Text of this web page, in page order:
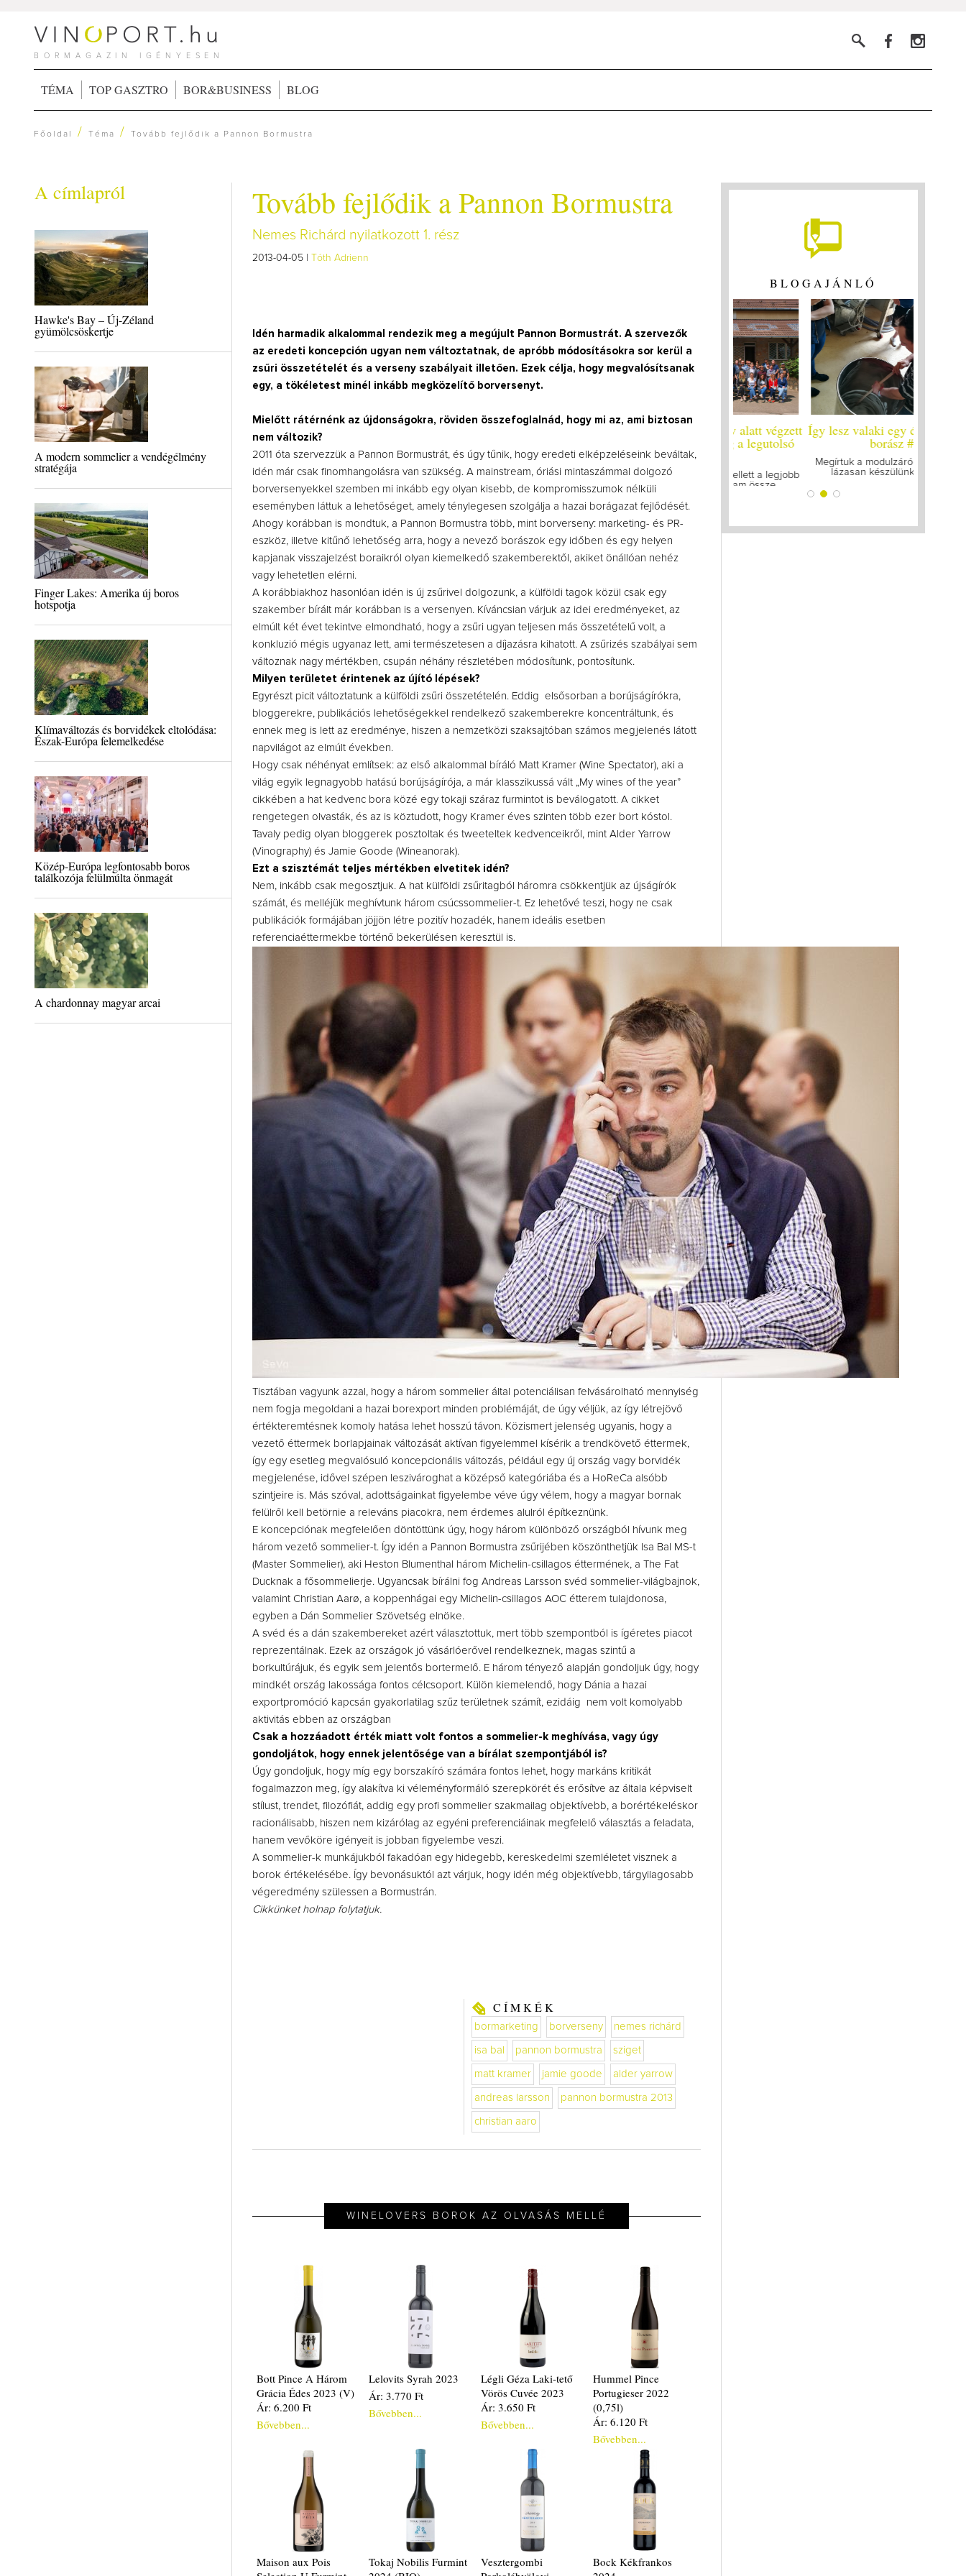
BORMAGAZIN IGÉNYESEN
TÉMA TOP GASZTRO BOR&BUSINESS BLOG
Főoldal /Téma /Tovább fejlődik a Pannon Bormustra
A címlapról
Hawke's Bay – Új-Zéland
gyümölcsöskertje
A modern sommelier a vendégélmény
stratégája
Finger Lakes: Amerika új boros
hotspotja
Klímaváltozás és borvidékek eltolódása:
Észak-Európa felemelkedése
Közép-Európa legfontosabb boros
találkozója felülmúlta önmagát
A chardonnay magyar arcai
Tovább fejlődik a Pannon Bormustra
Nemes Richárd nyilatkozott 1. rész
2013-04-05 | Tóth Adrienn
Idén harmadik alkalommal rendezik meg a megújult Pannon Bormustrát. A szervezők
az eredeti koncepción ugyan nem változtatnak, de apróbb módosításokra sor kerül a
zsűri összetételét és a verseny szabályait illetően. Ezek célja, hogy megvalósítsanak
egy, a tökéletest minél inkább megközelítő borversenyt.
Mielőtt rátérnénk az újdonságokra, röviden összefoglalnád, hogy mi az, ami biztosan
nem változik?
2011 óta szervezzük a Pannon Bormustrát, és úgy tűnik, hogy eredeti elképzeléseink beváltak,
idén már csak finomhangolásra van szükség. A mainstream, óriási mintaszámmal dolgozó
borversenyekkel szemben mi inkább egy olyan kisebb, de kompromisszumok nélküli
eseményben láttuk a lehetőséget, amely ténylegesen szolgálja a hazai borágazat fejlődését.
Ahogy korábban is mondtuk, a Pannon Bormustra több, mint borverseny: marketing- és PR-
eszköz, illetve kitűnő lehetőség arra, hogy a nevező borászok egy időben és egy helyen
kapjanak visszajelzést boraikról olyan kiemelkedő szakemberektől, akiket önállóan nehéz
vagy lehetetlen elérni.
A korábbiakhoz hasonlóan idén is új zsűrivel dolgozunk, a külföldi tagok közül csak egy
szakember bírált már korábban is a versenyen. Kíváncsian várjuk az idei eredményeket, az
elmúlt két évet tekintve elmondható, hogy a zsűri ugyan teljesen más összetételű volt, a
konkluzió mégis ugyanaz lett, ami természetesen a díjazásra kihatott. A zsűrizés szabályai sem
változnak nagy mértékben, csupán néhány részletében módosítunk, pontosítunk.
Milyen területet érintenek az újító lépések?
Egyrészt picit változtatunk a külföldi zsűri összetételén. Eddig elsősorban a borújságírókra,
bloggerekre, publikációs lehetőségekkel rendelkező szakemberekre koncentráltunk, és
ennek meg is lett az eredménye, hiszen a nemzetközi szaksajtóban számos megjelenés látott
napvilágot az elmúlt években.
Hogy csak néhényat említsek: az első alkalommal bíráló Matt Kramer (Wine Spectator), aki a
világ egyik legnagyobb hatású borújságírója, a már klasszikussá vált „My wines of the year”
cikkében a hat kedvenc bora közé egy tokaji száraz furmintot is beválogatott. A cikket
rengetegen olvasták, és az is köztudott, hogy Kramer éves szinten több ezer bort kóstol.
Tavaly pedig olyan bloggerek posztoltak és tweeteltek kedvenceikről, mint Alder Yarrow
(Vinography) és Jamie Goode (Wineanorak).
Ezt a szisztémát teljes mértékben elvetitek idén?
Nem, inkább csak megosztjuk. A hat külföldi zsűritagból háromra csökkentjük az újságírók
számát, és melléjük meghívtunk három csúcssommelier-t. Ez lehetővé teszi, hogy ne csak
publikációk formájában jöjjön létre pozitív hozadék, hanem ideális esetben
referenciaéttermekbe történő bekerülésen keresztül is.
Tisztában vagyunk azzal, hogy a három sommelier által potenciálisan felvásárolható mennyiség
nem fogja megoldani a hazai borexport minden problémáját, de úgy véljük, az így létrejövő
értékteremtésnek komoly hatása lehet hosszú távon. Közismert jelenség ugyanis, hogy a
vezető éttermek borlapjainak változását aktívan figyelemmel kísérik a trendkövető éttermek,
így egy esetleg megvalósuló koncepcionális változás, például egy új ország vagy borvidék
megjelenése, idővel szépen leszivároghat a középső kategóriába és a HoReCa alsóbb
szintjeire is. Más szóval, adottságainkat figyelembe véve úgy vélem, hogy a magyar bornak
felülről kell betörnie a releváns piacokra, nem érdemes alulról építkeznünk.
E koncepciónak megfelelően döntöttünk úgy, hogy három különböző országból hívunk meg
három vezető sommelier-t. Így idén a Pannon Bormustra zsűrijében köszönthetjük Isa Bal MS-t
(Master Sommelier), aki Heston Blumenthal három Michelin-csillagos éttermének, a The Fat
Ducknak a fősommelierje. Ugyancsak bírálni fog Andreas Larsson svéd sommelier-világbajnok,
valamint Christian Aarø, a koppenhágai egy Michelin-csillagos AOC étterem tulajdonosa,
egyben a Dán Sommelier Szövetség elnöke.
A svéd és a dán szakembereket azért választottuk, mert több szempontból is ígéretes piacot
reprezentálnak. Ezek az országok jó vásárlóerővel rendelkeznek, magas szintű a
borkultúrájuk, és egyik sem jelentős bortermelő. E három tényező alapján gondoljuk úgy, hogy
mindkét ország lakossága fontos célcsoport. Külön kiemelendő, hogy Dánia a hazai
exportpromóció kapcsán gyakorlatilag szűz területnek számít, ezidáig nem volt komolyabb
aktivitás ebben az országban
Csak a hozzáadott érték miatt volt fontos a sommelier-k meghívása, vagy úgy
gondoljátok, hogy ennek jelentősége van a bírálat szempontjából is?
Úgy gondoljuk, hogy míg egy borszakíró számára fontos lehet, hogy markáns kritikát
fogalmazzon meg, így alakítva ki véleményformáló szerepkörét és erősítve az általa képviselt
stílust, trendet, filozófiát, addig egy profi sommelier szakmailag objektívebb, a borértékeléskor
racionálisabb, hiszen nem kizárólag az egyéni preferenciáinak megfelelő választás a feladata,
hanem vevőköre igényeit is jobban figyelembe veszi.
A sommelier-k munkájukból fakadóan egy hidegebb, kereskedelmi szemléletet visznek a
borok értékelésébe. Így bevonásuktól azt várjuk, hogy idén még objektívebb, tárgyilagosabb
végeredmény szülessen a Bormustrán.
Cikkünket holnap folytatjuk.
CÍMKÉK
bormarketing borverseny nemes richárd
isa bal pannon bormustra sziget
matt kramer jamie goode alder yarrow
andreas larsson pannon bormustra 2013
christian aaro
WINELOVERS BOROK AZ OLVASÁS MELLÉ
Bott Pince A Három
Grácia Édes 2023 (V)
Ár: 6.200 Ft
Bővebben...
Lelovits Syrah 2023
Ár: 3.770 Ft
Bővebben...
Légli Géza Laki-tető
Vörös Cuvée 2023
Ár: 3.650 Ft
Bővebben...
Hummel Pince
Portugieser 2022
(0,75l)
Ár: 6.120 Ft
Bővebben...
Maison aux Pois
Tokaj Nobilis Furmint
Vesztergombi
Bock Kékfrankos
BLOGAJÁNLÓ
Így lesz valaki egy év alatt végzett
poszt
Az extra ráadás fotók mellett a legjobb
pillanatokat válogattam össze...
Így lesz valaki egy év alatt végzett
borász #25
Megírtuk a modulzáró vizsgákat, már
lázasan készülünk az utolsó...